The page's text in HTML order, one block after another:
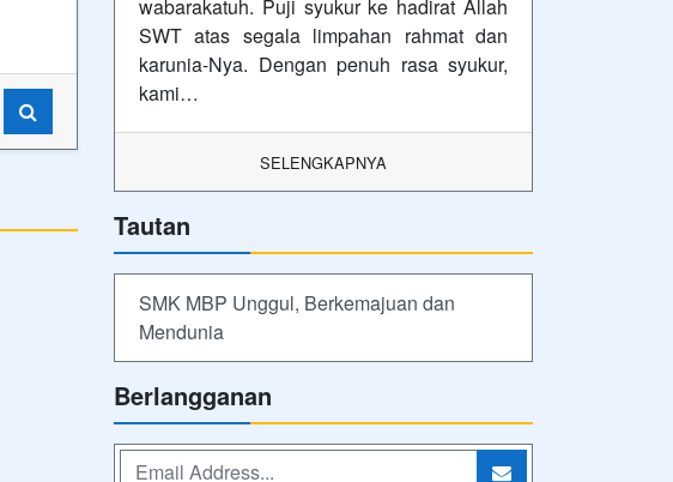
wabarakatuh. Puji syukur ke hadirat Allah
SWT atas segala limpahan rahmat dan
karunia-Nya. Dengan penuh rasa syukur,
kami…
SELENGKAPNYA
Tautan
SMK MBP Unggul, Berkemajuan dan
Mendunia
Berlangganan